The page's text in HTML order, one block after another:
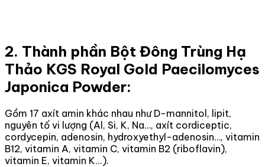
2. Thành phần Bột Đông Trùng Hạ
Thảo KGS Royal Gold Paecilomyces
Japonica Powder:
Gồm 17 axít amin khác nhau như D-mannitol, lipit,
nguyên tố vi lượng (Al, Si, K, Na…, axít cordiceptic,
cordycepin, adenosin, hydroxyethyl-adenosin…, vitamin
B12, vitamin A, vitamin C, vitamin B2 (riboflavin),
vitamin E, vitamin K...).